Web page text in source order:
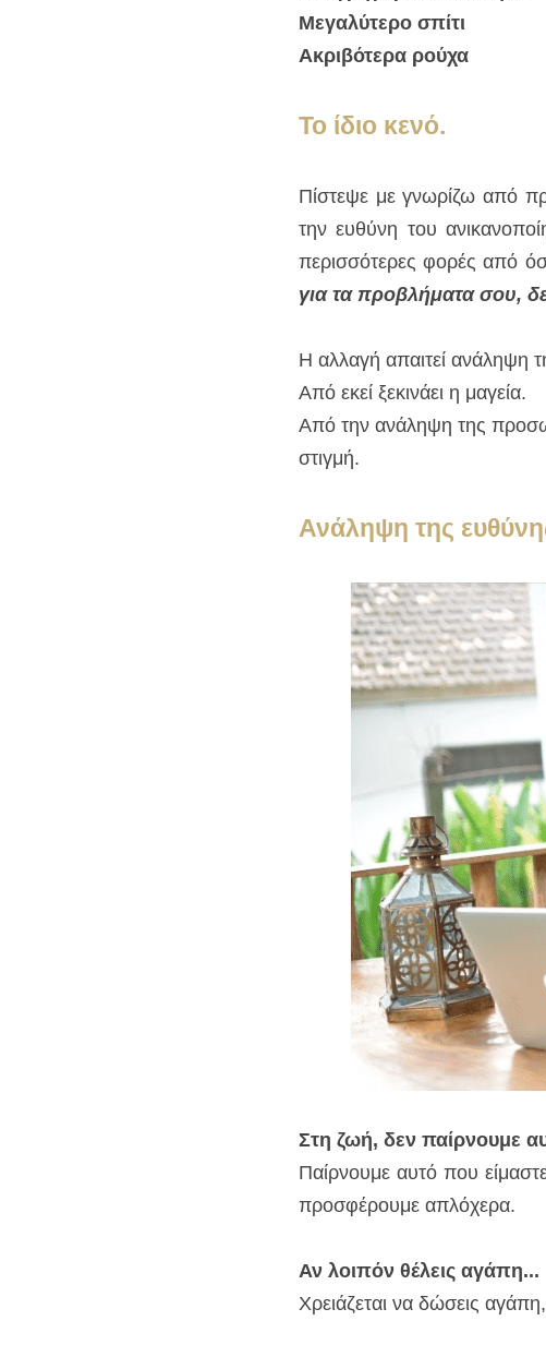
Μεγαλύτερο σπίτι
Ακριβότερα ρούχα
Το ίδιο κενό.
Πίστεψε με γνωρίζω από
την ευθύνη του
περισσότερες φορές από
για τα προβλήματα σου,
Η αλλαγή απαιτεί ανάληψη
Από εκεί ξεκινάει η μαγεία.
Από την ανάληψη της
στιγμή.
Ανάληψη της
Στη ζωή, δεν παίρνουμε
Παίρνουμε αυτό που
προσφέρουμε απλόχερα.
Αν λοιπόν θέλεις αγάπη...
Χρειάζεται να δώσεις